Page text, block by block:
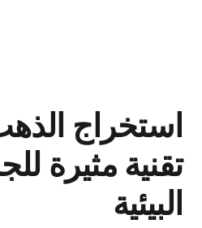
استخراج
تقنية مثيرة
البيئية